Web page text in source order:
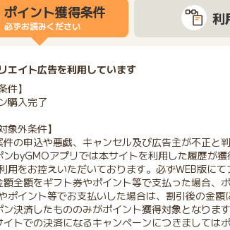
ポイント獲得条件
必ずお読みください 利
エイト広告を利用しています
件】
購入完了
象外条件】
件の申込や悪戯、キャンセル及び広告主が不正と
ンbyGMOアプリでは本サイトを利用した履歴が
用をお控えいただいております。必ずWEB版にて
額全額をギフト券やポイント等で支払った場合、
ポイント等でお支払いした場合は、割引後の金額
決済したもののみがポイント獲得対象となります
イトでの決済になるキャンペーンにつきましては